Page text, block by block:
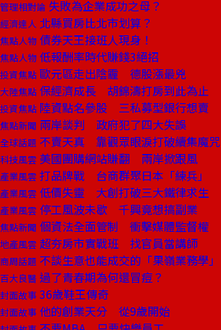
管理相對論 失敗為企業成功之母？
經濟達人 北縣買房比北市划算？
焦點人物 債券天王接班人現身！
焦點人物 低報酬率時代賺錢3絕招
投資焦點 歐元區走出陰霾 德股漲最兇
大陸焦點 保經濟成長 胡錦濤打房到此為止
投資焦點 陸資點名參股 三私募型銀行想賣
焦點新聞 兩岸談判 政府犯了四大失誤
全球話題 不賣天真 靠觀眾眼淚打破續集魔咒
科技風雲 美國團購網站賺翻 兩岸掀跟風
產業風雲 打品牌戰 台商群聚日本「練兵」
產業風雲 低價失靈 大創打破三大鐵律求生
產業風雲 停工風波未歇 千興竟想搞副業
焦點新聞 個資法全面管制 衝擊媒體監督權
地產風雲 超夯房市實戰班 找官員當講師
商周話題 不談生意也能成交的「果嶺業務學」
百大良醫 過了青春期為何還冒痘？
封面故事 36歲鞋王傳奇
封面故事 他的創業天分 從9歲開始